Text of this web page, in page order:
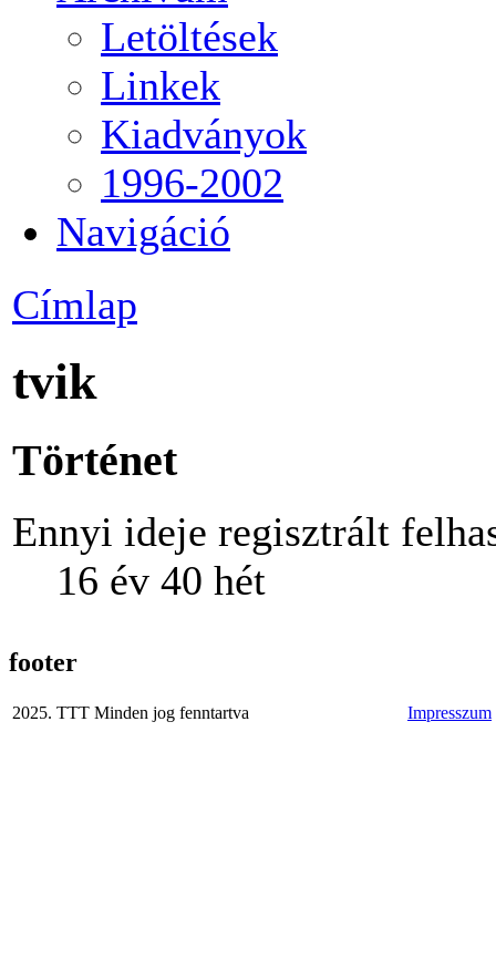
Letöltések
Linkek
Kiadványok
1996-2002
Navigáció
Címlap
tvik
Történet
Ennyi ideje regisztrált
16 év 40 hét
footer
2025. TTT Minden jog fenntartva Impresszum